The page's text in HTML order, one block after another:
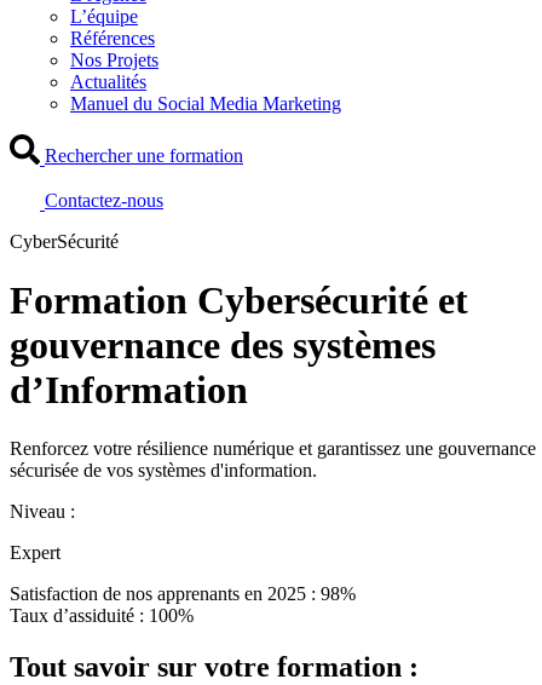
L’équipe
Références
Nos Projets
Actualités
Manuel du Social Media Marketing
Rechercher une formation
Contactez-nous
CyberSécurité
Formation Cybersécurité et
gouvernance des systèmes
d’Information
Renforcez votre résilience numérique et garantissez une gouvernance
sécurisée de vos systèmes d'information.
Niveau :
Expert
Satisfaction de nos apprenants en 2025 : 98%
Taux d’assiduité : 100%
Tout savoir sur votre formation :